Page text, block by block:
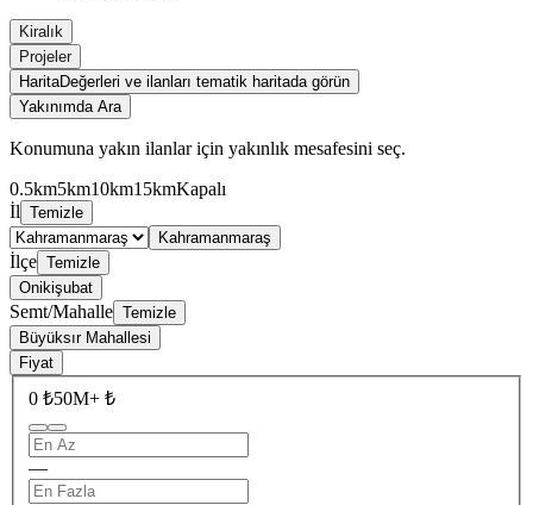
Kiralık
Projeler
HaritaDeğerleri ve ilanları tematik haritada görün
Yakınımda Ara
Konumuna yakın ilanlar için yakınlık mesafesini seç.
0.5km5km10km15kmKapalı
İl Temizle
Kahramanmaraş
İlçe Temizle
Onikişubat
Semt/Mahalle Temizle
Büyüksır Mahallesi
Fiyat
0 ₺50M+ ₺
—